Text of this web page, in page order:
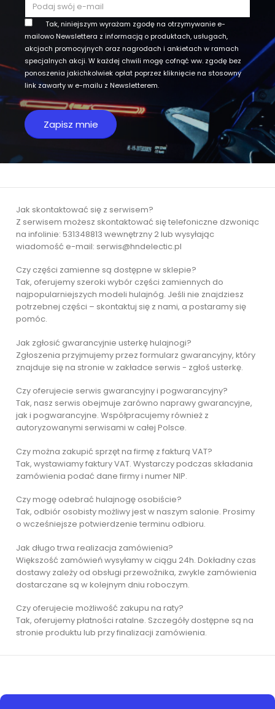
Tak, niniejszym wyrażam zgodę na otrzymywanie e-
mailowo Newslettera z informacją o produktach, usługach,
akcjach promocyjnych oraz nagrodach i ankietach w ramach
specjalnych akcji. W każdej chwili mogę cofnąć ww. zgodę bez
ponoszenia jakichkolwiek opłat poprzez kliknięcie na stosowny
link zawarty w e-mailu z Newsletterem.
Jak skontaktować się z serwisem?
Z serwisem możesz skontaktować się telefoniczne dzwoniąc
na infolinie: 531348813 wewnętrzny 2 lub wysyłając
wiadomość e-mail: serwis@hndelectic.pl
Czy części zamienne są dostępne w sklepie?
Tak, oferujemy szeroki wybór części zamiennych do
najpopularniejszych modeli hulajnóg. Jeśli nie znajdziesz
potrzebnej części – skontaktuj się z nami, a postaramy się
pomóc.
Jak zgłosić gwarancyjnie usterkę hulajnogi?
Zgłoszenia przyjmujemy przez formularz gwarancyjny, który
znajduje się na stronie w zakładce serwis - zgłoś usterkę.
Czy oferujecie serwis gwarancyjny i pogwarancyjny?
Tak, nasz serwis obejmuje zarówno naprawy gwarancyjne,
jak i pogwarancyjne. Współpracujemy również z
autoryzowanymi serwisami w całej Polsce.
Czy można zakupić sprzęt na firmę z fakturą VAT?
Tak, wystawiamy faktury VAT. Wystarczy podczas składania
zamówienia podać dane firmy i numer NIP.
Czy mogę odebrać hulajnogę osobiście?
Tak, odbiór osobisty możliwy jest w naszym salonie. Prosimy
o wcześniejsze potwierdzenie terminu odbioru.
Jak długo trwa realizacja zamówienia?
Większość zamówień wysyłamy w ciągu 24h. Dokładny czas
dostawy zależy od obsługi przewoźnika, zwykle zamówienia
dostarczane są w kolejnym dniu roboczym.
Czy oferujecie możliwość zakupu na raty?
Tak, oferujemy płatności ratalne. Szczegóły dostępne są na
stronie produktu lub przy finalizacji zamówienia.